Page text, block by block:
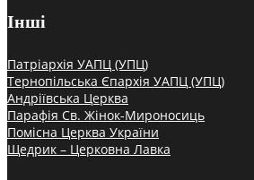
Інші
Патріархія УАПЦ (УПЦ)
Тернопільська Єпархія УАПЦ (УПЦ)
Андріївська Церква
Парафія Св. Жінок-Мироносиць
Помісна Церква України
Щедрик – Церковна Лавка